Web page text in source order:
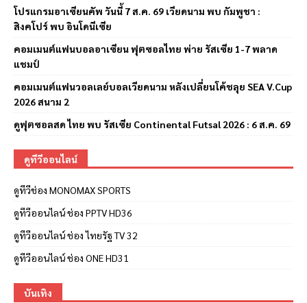
โปรแกรมอาเซียนคัพ วันนี้ 7 ส.ค. 69 เวียดนาม พบ กัมพูชา :
สิงคโปร์ พบ อินโดนีเซีย
คอมเมนต์แฟนบอลอาเซียน ฟุตซอลไทย พ่าย รัสเซีย 1-7 พลาด
แชมป์
คอมเมนต์แฟนวอลเลย์บอลเวียดนาม หลังเปลี่ยนโค้ชลุย SEA V.Cup
2026 สนาม 2
ดูฟุตซอลสด ไทย พบ รัสเซีย Continental Futsal 2026 : 6 ส.ค. 69
ดูทีวีออนไลน์
ดูทีวีช่อง MONOMAX SPORTS
ดูทีวีออนไลน์ ช่อง PPTV HD36
ดูทีวีออนไลน์ ช่อง ไทยรัฐ TV 32
ดูทีวีออนไลน์ ช่อง ONE HD31
บันเทิง